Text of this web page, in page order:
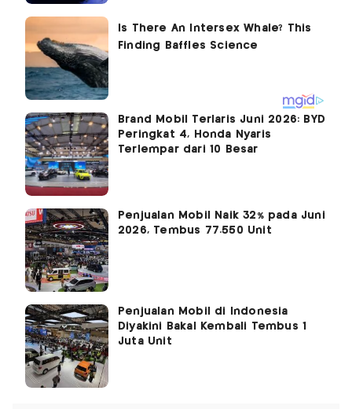
Brand Mobil Terlaris Juni 2026: BYD
Peringkat 4, Honda Nyaris
Terlempar dari 10 Besar
Penjualan Mobil Naik 32% pada Juni
2026, Tembus 77.550 Unit
Penjualan Mobil di Indonesia
Diyakini Bakal Kembali Tembus 1
Juta Unit